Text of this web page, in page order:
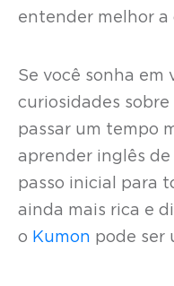
entender melhor a
Se você sonha em
curiosidades
passar um tempo
aprender inglês
passo inicial para
ainda mais rica e
o Kumon pode ser